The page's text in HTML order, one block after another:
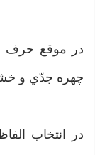
در موقع حرف
چهره جدّي و
در انتخاب